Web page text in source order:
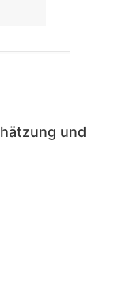
und